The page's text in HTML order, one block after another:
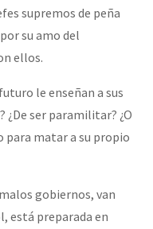
supremos de peña
su amo del
ellos.
le enseñan a sus
¿De ser paramilitar? ¿O
para matar a su propio
gobiernos, van
está preparada en